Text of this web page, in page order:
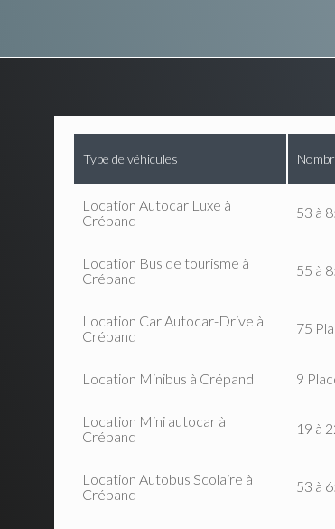
Type de véhicules
Location Autocar Luxe à
Crépand
53 à
Location Bus de tourisme à
Crépand
55 à
Location Car Autocar-Drive à
Crépand
75
Location Minibus à Crépand 9
Location Mini autocar à
Crépand
19 à
Location Autobus Scolaire à
Crépand
53 à